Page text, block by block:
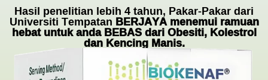
Hasil penelitian lebih 4 tahun, Pakar-Pakar dari
Universiti TempatanBERJAYA menemui ramuan
hebat untuk anda BEBAS dari Obesiti, Kolestrol
dan Kencing Manis.